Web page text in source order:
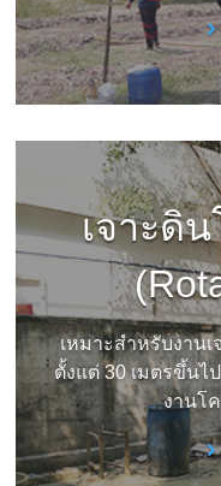
และ
ทดสอบ
คุณสมบัติ
ทาง
ของ
สำรวจ
ชั้น
เพื่อ
การ
ก่อสร้าง
ทั่ว
ไทย
เจาะดิ
เหมาะสำหรับงาน
ตั้งแต่ 30 เมตรขึ้นไ
งานโ